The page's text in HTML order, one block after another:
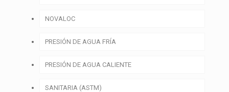
NOVALOC
PRESIÓN DE AGUA FRÍA
PRESIÓN DE AGUA CALIENTE
SANITARIA (ASTM)